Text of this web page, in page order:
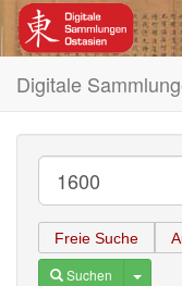
Digitale
Freie Suche
Suchen Toggle